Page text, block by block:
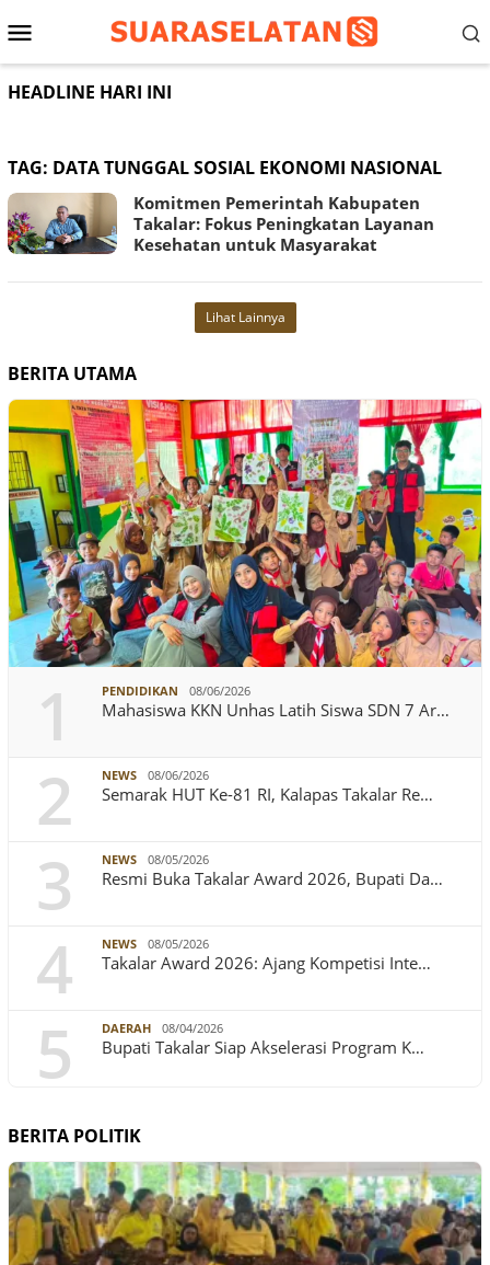
ke
Menu
Mobile
HEADLINE HARI INI
TAG: DATA TUNGGAL SOSIAL EKONOMI NASIONAL
Komitmen Pemerintah Kabupaten
Takalar: Fokus Peningkatan Layanan
Kesehatan untuk Masyarakat
Lihat Lainnya
BERITA UTAMA
1 PENDIDIKAN 08/06/2026
Mahasiswa KKN Unhas Latih Siswa SDN 7 Ar…
2 NEWS 08/06/2026
Semarak HUT Ke-81 RI, Kalapas Takalar Re…
3 NEWS 08/05/2026
Resmi Buka Takalar Award 2026, Bupati Da…
4 NEWS 08/05/2026
Takalar Award 2026: Ajang Kompetisi Inte…
5 DAERAH 08/04/2026
Bupati Takalar Siap Akselerasi Program K…
BERITA POLITIK